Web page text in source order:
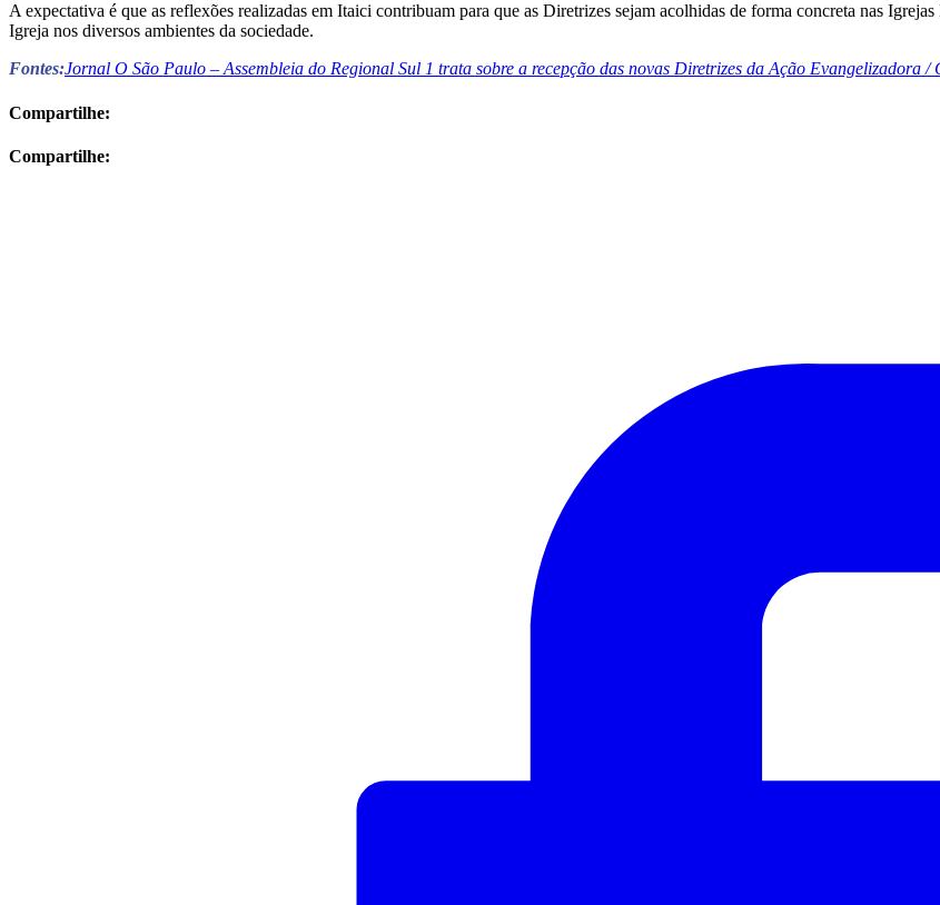
A expectativa é que as reflexões realizadas em Itaici contribuam para que as Diretrizes sejam acolhidas de forma concreta nas
Igreja nos diversos ambientes da sociedade.
Fontes:Jornal O São Paulo – Assembleia do Regional Sul 1 trata sobre a recepção das novas Diretrizes da Ação Evangelizadora /
Compartilhe:
Compartilhe: